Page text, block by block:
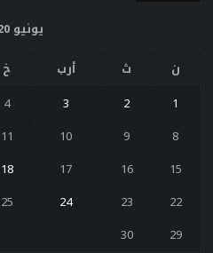
يونيو 2020
ن
ث أرب خ
1
2
3
4
8
9
10
11
15
16
17
18
22
23
24
25
29
30